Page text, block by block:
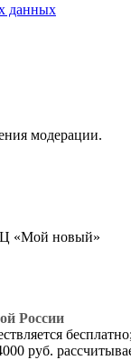
данных
модерации.
«Мой новый»
России
руб.